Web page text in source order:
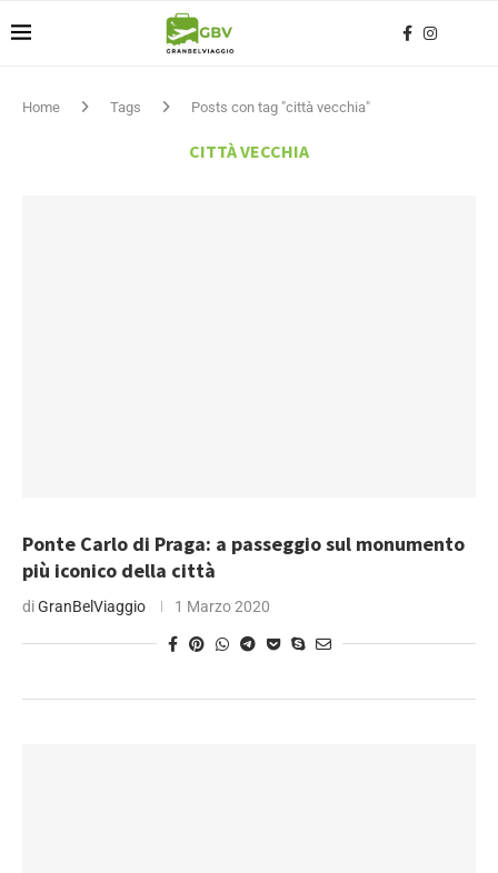
Home Tags Posts con tag "città vecchia"
CITTÀ VECCHIA
Ponte Carlo di Praga: a passeggio sul monumento
più iconico della città
diGranBelViaggio 1 Marzo 2020